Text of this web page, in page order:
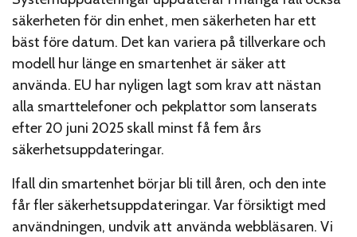
säkerheten för din enhet, men säkerheten har ett
bäst före datum. Det kan variera på tillverkare och
modell hur länge en smartenhet är säker att
använda. EU har nyligen lagt som krav att nästan
alla smarttelefoner och pekplattor som lanserats
efter 20 juni 2025 skall minst få fem års
säkerhetsuppdateringar.
Ifall din smartenhet börjar bli till åren, och den inte
får fler säkerhetsuppdateringar. Var försiktigt med
användningen, undvik att använda webbläsaren. Vi